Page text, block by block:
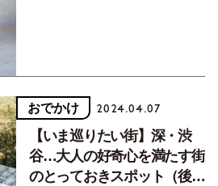
おでかけ 2024.04.07
【いま巡りたい街】深・渋
谷…大人の好奇心を満たす街
のとっておきスポット（後